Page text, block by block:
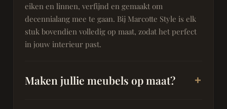
eiken en linnen, verfijnd en gemaakt om
decennialang mee te gaan. Bij Marcotte Style is elk
stuk bovendien volledig op maat, zodat het perfect
in jouw interieur past.
Maken jullie meubels op maat?